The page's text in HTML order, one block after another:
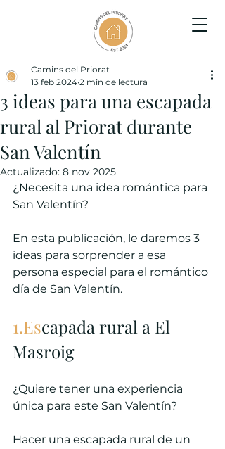
3 ideas para una escapada
rural al Priorat durante
San Valentín
Camins del Priorat
13 feb 2024 2 min de lectura
Actualizado: 8 nov 2025
¿Necesita una idea romántica para
San Valentín?
En esta publicación, le daremos 3
ideas para sorprender a esa
persona especial para el romántico
día de San Valentín.
1.Escapada rural a El
Masroig
¿Quiere tener una experiencia
única para este San Valentín?
Hacer una escapada rural de un